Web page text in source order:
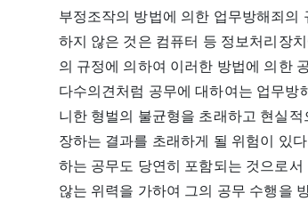
부정조작의 방법에 의한 업무방해죄의
하지 않은 것은 컴퓨터 등 정보처리장
의 규정에 의하여 이러한 방법에 의한
다수의견처럼 공무에 대하여는 업무
니한 형벌의 불균형을 초래하고 현실
장하는 결과를 초래하게 될 위험이 있
하는 공무도 당연히 포함되는 것으로
않는 위력을 가하여 그의 공무 수행을